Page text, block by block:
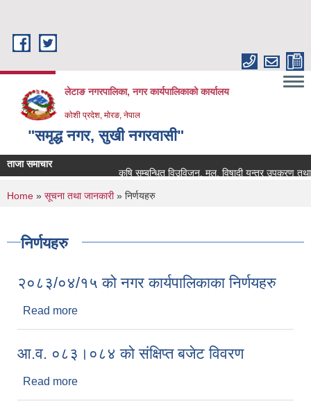
लेटाङ नगरपालिका, नगर कार्यपालिकाको कार्यालय
कोशी प्रदेश, मोरङ, नेपाल
"समृद्ध नगर, सुखी नगरवासी"
ताजा समाचार
कृषि सम्बन्धित विउविजन, मल, विषादी यन्त्र उपकरण तथा कृषि
You are here
Home » सूचना तथा जानकारी» निर्णयहरु
निर्णयहरु
२०८३/०४/१५ को नगर कार्यपालिकाका निर्णयहरु
Read more
आ.व. ०८३।०८४ को संक्षिप्त बजेट विवरण
Read more